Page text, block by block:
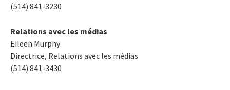
(514) 841-3230
Relations avec les médias
Eileen Murphy
Directrice, Relations avec les médias
(514) 841-3430